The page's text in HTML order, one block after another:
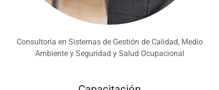
Consultoría en Sistemas de Gestión de Calidad, Medio
Ambiente y Seguridad y Salud Ocupacional